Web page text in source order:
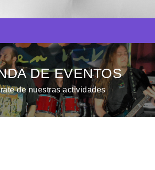
DE EVENTOS
de nuestras actividades